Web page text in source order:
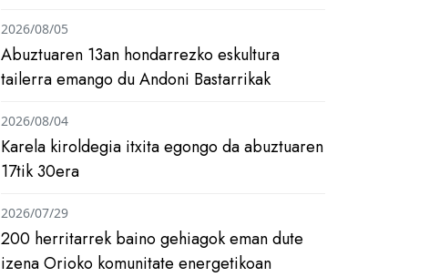
Abuztuaren 13an hondarrezko eskultura
tailerra emango du Andoni Bastarrikak
2026/08/05
Karela kiroldegia itxita egongo da abuztuaren
17tik 30era
2026/08/04
200 herritarrek baino gehiagok eman dute
izena Orioko komunitate energetikoan
2026/07/29